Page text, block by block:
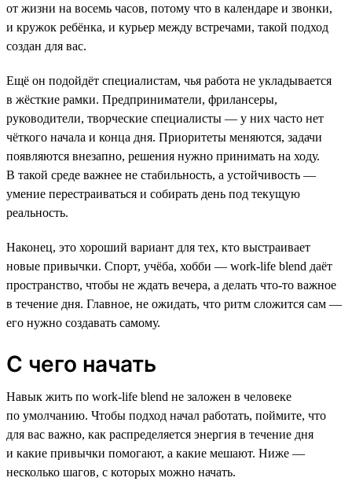
от жизни на восемь часов, потому что в календаре и звонки,
и кружок ребёнка, и курьер между встречами, такой подход
создан для вас.
Ещё он подойдёт специалистам, чья работа не укладывается
в жёсткие рамки. Предприниматели, фрилансеры,
руководители, творческие специалисты — у них часто нет
чёткого начала и конца дня. Приоритеты меняются, задачи
появляются внезапно, решения нужно принимать на ходу.
В такой среде важнее не стабильность, а устойчивость —
умение перестраиваться и собирать день под текущую
реальность.
Наконец, это хороший вариант для тех, кто выстраивает
новые привычки. Спорт, учёба, хобби — work-life blend даёт
пространство, чтобы не ждать вечера, а делать что-то важное
в течение дня. Главное, не ожидать, что ритм сложится сам —
его нужно создавать самому.
С чего начать
Навык жить по work-life blend не заложен в человеке
по умолчанию. Чтобы подход начал работать, поймите, что
для вас важно, как распределяется энергия в течение дня
и какие привычки помогают, а какие мешают. Ниже —
несколько шагов, с которых можно начать.